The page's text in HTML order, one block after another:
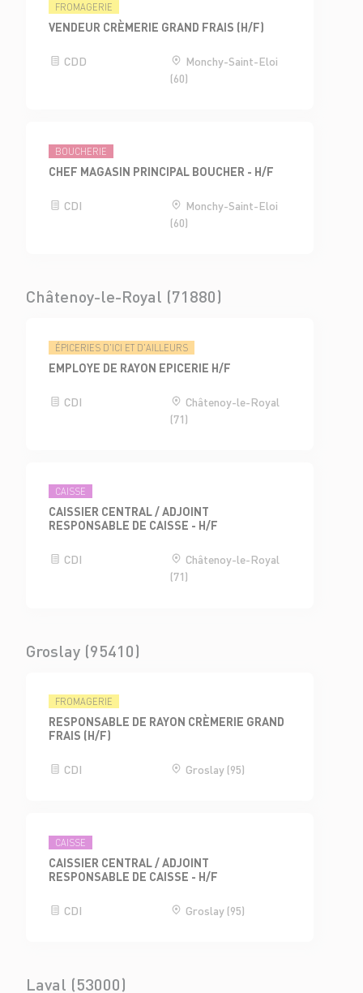
FROMAGERIE
VENDEUR CRÈMERIE GRAND FRAIS (H/F)
CDD
Monchy-Saint-Eloi
(60)
BOUCHERIE
CHEF MAGASIN PRINCIPAL BOUCHER - H/F
CDI
Monchy-Saint-Eloi
(60)
Châtenoy-le-Royal (71880)
ÉPICERIES D'ICI ET D'AILLEURS
EMPLOYE DE RAYON EPICERIE H/F
CDI
Châtenoy-le-Royal
(71)
CAISSE
CAISSIER CENTRAL / ADJOINT
RESPONSABLE DE CAISSE - H/F
CDI
Châtenoy-le-Royal
(71)
Groslay (95410)
FROMAGERIE
RESPONSABLE DE RAYON CRÈMERIE GRAND
FRAIS (H/F)
CDI Groslay (95)
CAISSE
CAISSIER CENTRAL / ADJOINT
RESPONSABLE DE CAISSE - H/F
CDI Groslay (95)
Laval (53000)